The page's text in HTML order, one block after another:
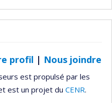
profil | Nous joindre
est propulsé par les
est un projet du CENR.